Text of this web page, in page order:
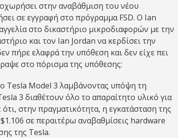
στην αναβάθμιση του νέου
σε εγγραφή στο πρόγραμμα FSD. Ο Ian
στο δικαστήριο μικροδιαφορών με την
και τον Ian Jordan να κερδίσει την
πήρε ελαφρά την υπόθεση και δεν είχε πει
στο πόρισμα της υπόθεσης:
Tesla Model 3 λαμβάνοντας υπόψη τη
3 διαθέτουν όλο το απαραίτητο υλικό για
στην πραγματικότητα, η εγκατάσταση της
σε περαιτέρω αναβαθμίσεις hardware
της Tesla.